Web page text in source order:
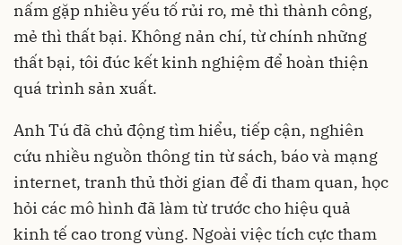
nấm gặp nhiều yếu tố rủi ro, mẻ thì thành công,
mẻ thì thất bại. Không nản chí, từ chính những
thất bại, tôi đúc kết kinh nghiệm để hoàn thiện
quá trình sản xuất.
Anh Tú đã chủ động tìm hiểu, tiếp cận, nghiên
cứu nhiều nguồn thông tin từ sách, báo và mạng
internet, tranh thủ thời gian để đi tham quan, học
hỏi các mô hình đã làm từ trước cho hiệu quả
kinh tế cao trong vùng. Ngoài việc tích cực tham